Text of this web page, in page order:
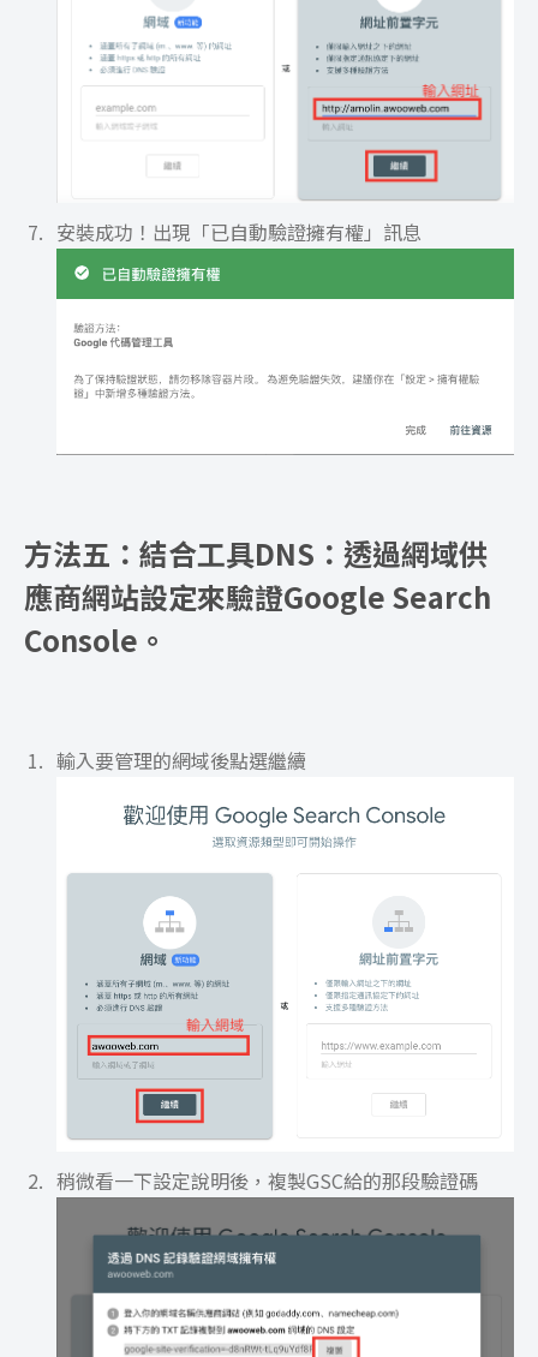
安裝成功！出現「已自動驗證擁有權」訊息
方法五：結合工具DNS：透過網域供
應商網站設定來驗證Google Search
Console。
輸入要管理的網域後點選繼續
稍微看一下設定說明後，複製GSC給的那段驗證碼